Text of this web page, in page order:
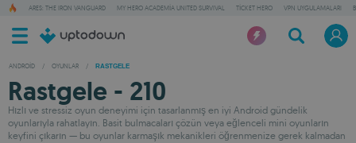
ARES: THE IRON VANGUARD MY HERO ACADEMIA UNITED SURVIVAL TICKET HERO VPN UYGULAMALARI
ANDROID / OYUNLAR / RASTGELE
Rastgele - 210
Hızlı ve stressiz oyun deneyimi için tasarlanmış en iyi Android gündelik
oyunlarıyla rahatlayın. Basit bulmacaları çözün veya eğlenceli mini oyunların
keyfini çıkarın — bu oyunlar karmaşık mekanikleri öğrenmenize gerek kalmadan